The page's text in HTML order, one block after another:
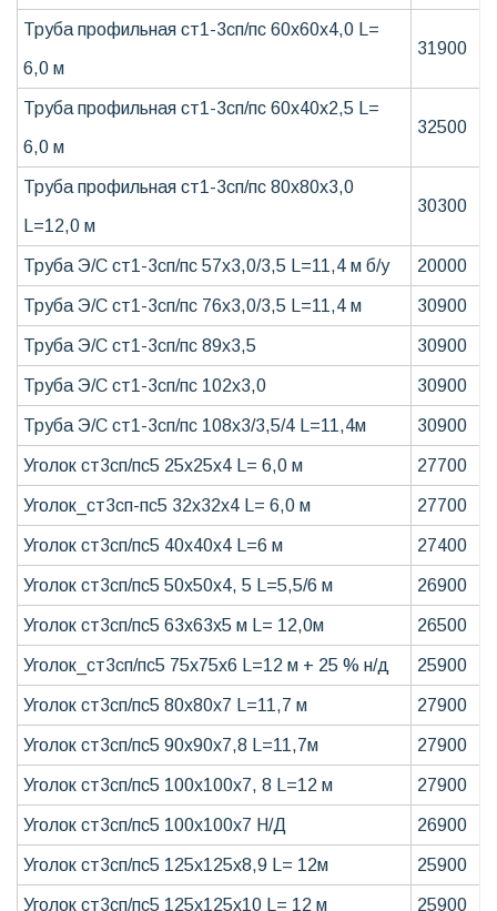
Труба профильная ст1-3сп/пс 60х60х4,0 L=
6,0 м
31900
Труба профильная ст1-3сп/пс 60х40х2,5 L=
6,0 м
32500
Труба профильная ст1-3сп/пс 80х80х3,0
L=12,0 м
30300
Труба Э/С ст1-3сп/пс 57х3,0/3,5 L=11,4 м б/у 20000
Труба Э/С ст1-3сп/пс 76х3,0/3,5 L=11,4 м 30900
Труба Э/С ст1-3сп/пс 89х3,5 30900
Труба Э/С ст1-3сп/пс 102х3,0 30900
Труба Э/С ст1-3сп/пс 108х3/3,5/4 L=11,4м 30900
Уголок ст3сп/пс5 25х25х4 L= 6,0 м 27700
Уголок_ст3сп-пс5 32х32х4 L= 6,0 м 27700
Уголок ст3сп/пс5 40х40х4 L=6 м 27400
Уголок ст3сп/пс5 50х50х4, 5 L=5,5/6 м 26900
Уголок ст3сп/пс5 63х63х5 м L= 12,0м 26500
Уголок_ст3сп/пс5 75х75х6 L=12 м + 25 % н/д 25900
Уголок ст3сп/пс5 80х80х7 L=11,7 м 27900
Уголок ст3сп/пс5 90х90х7,8 L=11,7м 27900
Уголок ст3сп/пс5 100х100х7, 8 L=12 м 27900
Уголок ст3сп/пс5 100х100х7 Н/Д 26900
Уголок ст3сп/пс5 125х125х8,9 L= 12м 25900
Уголок ст3сп/пс5 125х125х10 L= 12 м 25900